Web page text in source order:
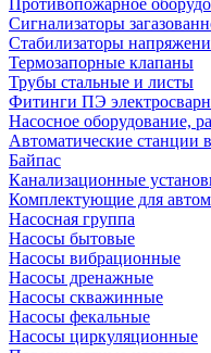
Противопожарное
Сигнализаторы
Стабилизаторы
Термозапорные клапаны
Трубы стальные и листы
Фитинги ПЭ
Насосное оборудование,
Автоматические станции
Байпас
Канализационные
Комплектующие для
Насосная группа
Насосы бытовые
Насосы вибрационные
Насосы дренажные
Насосы скважинные
Насосы фекальные
Насосы циркуляционные